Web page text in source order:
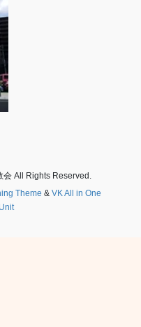
All Rights Reserved.
Theme & VK All in One